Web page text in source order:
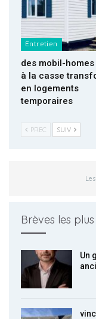
Entretien
des mobil-
à la casse
en logements
temporaires
PREC SUIV
Brèves les
Un